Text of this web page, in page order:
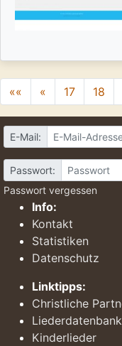
«« « 17 18
E-Mail:
Passwort:
Passwort vergessen
Info:
Kontakt
Statistiken
Datenschutz
Linktipps:
Christliche
Liederdatenbank
Kinderlieder